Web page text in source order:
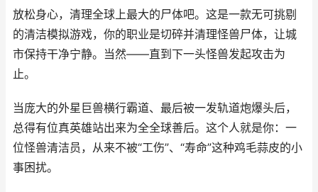
放松身心，清理全球上最大的尸体吧。这是一款无可挑剔
的清洁模拟游戏，你的职业是切碎并清理怪兽尸体，让城
市保持干净宁静。当然——直到下一头怪兽发起攻击为
止。
当庞大的外星巨兽横行霸道、最后被一发轨道炮爆头后，
总得有位真英雄站出来为全全球善后。这个人就是你：一
位怪兽清洁员，从来不被“工伤”、“寿命”这种鸡毛蒜皮的小
事困扰。